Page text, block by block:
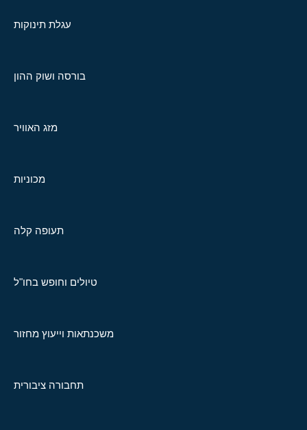
עגלת תינוקות
בורסה ושוק ההון
מזג האוויר
מכוניות
תעופה קלה
טיולים וחופש בחו"ל
משכנתאות וייעוץ מחזור
תחבורה ציבורית